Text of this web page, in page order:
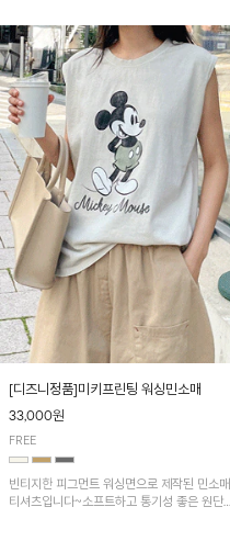
[디즈니정품]미키프린팅 워싱민소매
33,000원
FREE
빈티지한 피그먼트 워싱면으로 제작된 민소매
티셔츠입니다~소프트하고 통기성 좋은 원단